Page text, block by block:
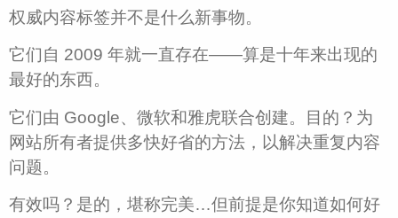
权威内容标签并不是什么新事物。
它们自 2009 年就一直存在——算是十年来出现的
最好的东西。
它们由 Google、微软和雅虎联合创建。目的？为
网站所有者提供多快好省的方法，以解决重复内容
问题。
有效吗？是的，堪称完美…但前提是你知道如何好